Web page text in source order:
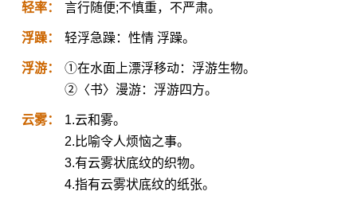
轻率： 言行随便;不慎重，不严肃。
浮躁： 轻浮急躁：性情 浮躁。
浮游：
①在水面上漂浮移动：浮游生物。
②〈书〉漫游：浮游四方。
云雾：
1.云和雾。
2.比喻令人烦恼之事。
3.有云雾状底纹的织物。
4.指有云雾状底纹的纸张。